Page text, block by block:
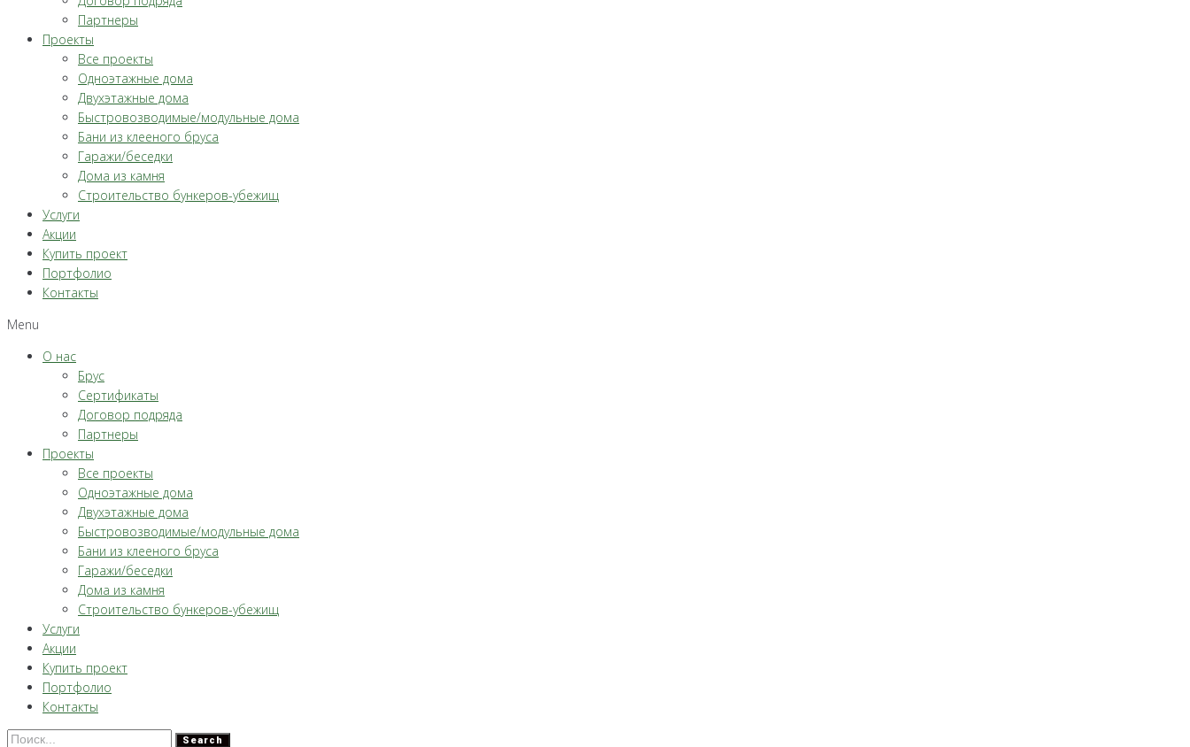
Партнеры
Проекты
Все проекты
Одноэтажные дома
Двухэтажные дома
Быстровозводимые/модульные дома
Бани из клееного бруса
Гаражи/беседки
Дома из камня
Строительство бункеров-убежищ
Услуги
Акции
Купить проект
Портфолио
Контакты
Menu
О нас
Брус
Сертификаты
Договор подряда
Партнеры
Проекты
Все проекты
Одноэтажные дома
Двухэтажные дома
Быстровозводимые/модульные дома
Бани из клееного бруса
Гаражи/беседки
Дома из камня
Строительство бункеров-убежищ
Услуги
Акции
Купить проект
Портфолио
Контакты
Search